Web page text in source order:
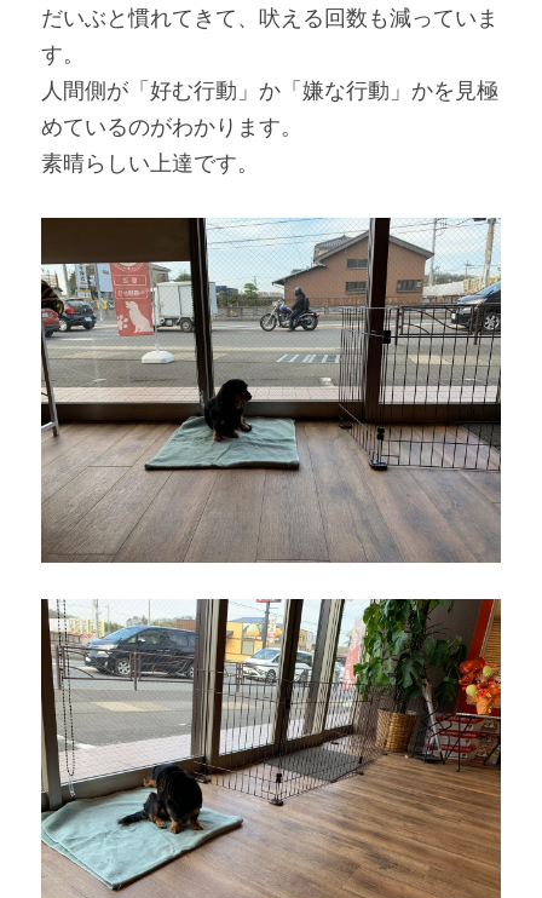
だいぶと慣れてきて、吠える回数も減っていま
す。
人間側が「好む行動」か「嫌な行動」かを見極
めているのがわかります。
素晴らしい上達です。